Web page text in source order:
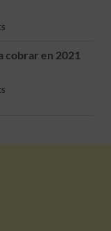
cobrar en 2021